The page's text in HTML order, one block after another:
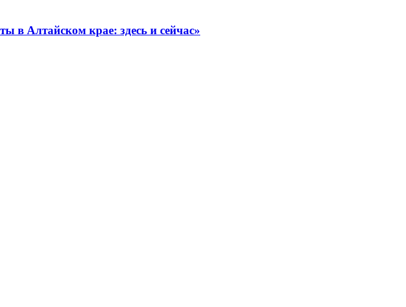
в Алтайском крае: здесь и сейчас»